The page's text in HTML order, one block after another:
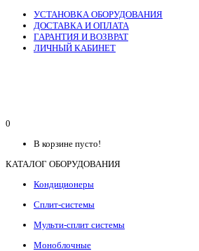
УСТАНОВКА ОБОРУДОВАНИЯ
ДОСТАВКА И ОПЛАТА
ГАРАНТИЯ И ВОЗВРАТ
ЛИЧНЫЙ КАБИНЕТ
0
В корзине пусто!
КАТАЛОГ ОБОРУДОВАНИЯ
Кондиционеры
Сплит-системы
Мульти-сплит системы
Моноблочные